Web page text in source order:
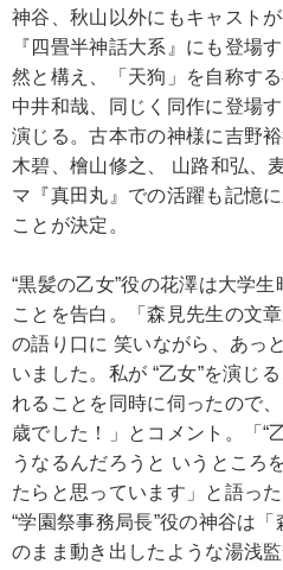
神谷、秋山以外にもキャストが
『四畳半神話大系』にも登場
然と構え、「天狗」を自称す
中井和哉、同じく同作に登場
演じる。古本市の神様に吉野
木碧、檜山修之、 山路和弘、
マ『真田丸』での活躍も記憶
ことが決定。
“黒髪の乙女”役の花澤は大学
ことを告白。「森見先生の文
の語り口に 笑いながら、あっ
いました。私が “乙女”を演じ
れることを同時に伺ったので
歳でした！」とコメント。「“
うなるんだろうと いうところ
たらと思っています」と語った
“学園祭事務局長”役の神谷は
のまま動き出したような湯浅